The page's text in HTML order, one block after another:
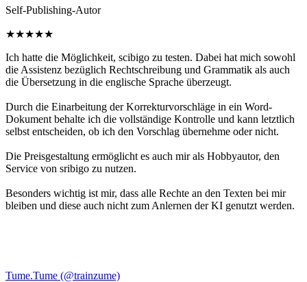
Self-Publishing-Autor
★★★★★
Ich hatte die Möglichkeit, scibigo zu testen. Dabei hat mich sowohl
die Assistenz bezüglich Rechtschreibung und Grammatik als auch
die Übersetzung in die englische Sprache überzeugt.
Durch die Einarbeitung der Korrekturvorschläge in ein Word-
Dokument behalte ich die vollständige Kontrolle und kann letztlich
selbst entscheiden, ob ich den Vorschlag übernehme oder nicht.
Die Preisgestaltung ermöglicht es auch mir als Hobbyautor, den
Service von sribigo zu nutzen.
Besonders wichtig ist mir, dass alle Rechte an den Texten bei mir
bleiben und diese auch nicht zum Anlernen der KI genutzt werden.
Tume.Tume (@trainzume)